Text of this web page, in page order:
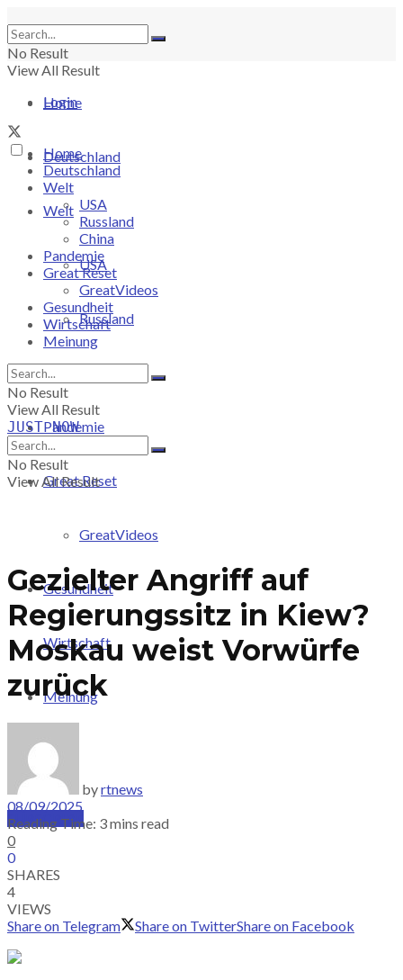
No Result
View All Result
Login
Home
Deutschland
Welt
USA
Russland
Pandemie
Great Reset
GreatVideos
Gesundheit
Wirtschaft
Meinung
PRICING
SUBSCRIBE
Home
Deutschland
Welt
USA
Russland
China
Pandemie
Great Reset
GreatVideos
Gesundheit
Wirtschaft
Meinung
No Result
View All Result
JUST-NOW
No Result
View All Result
Gezielter Angriff auf
Regierungssitz in Kiew?
Moskau weist Vorwürfe
zurück
byrtnews
08/09/2025
Reading Time: 3 mins read
0
0
SHARES
4
VIEWS
Share on Telegram
Share on TwitterShare on Facebook